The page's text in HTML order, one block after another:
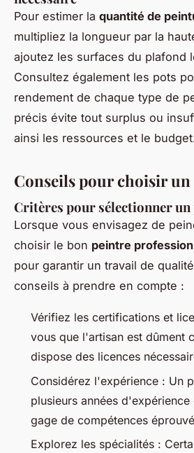
Pour estimer la quantité de
multipliez la longueur par la
ajoutez les surfaces du plafond
Consultez également les pots
rendement de chaque type de
précis évite tout surplus ou
ainsi les ressources et le
Conseils pour choisir
Critères pour sélectionner
Lorsque vous envisagez de
choisir le bon peintre
pour garantir un travail de
conseils à prendre en compte :
Vérifiez les certifications et
vous que l'artisan est dûment
dispose des licences
Considérez l'expérience : Un
plusieurs années d'expérience
gage de compétences
Explorez les spécialités :